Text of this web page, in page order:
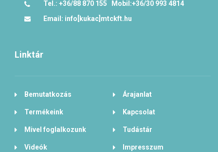
Tel.: +36/88 870 155 Mobil:+36/30 993 4814
Email: info[kukac]mtckft.hu
Linktár
Bemutatkozás Árajanlat
Termékeink Kapcsolat
Mivel foglalkozunk Tudástár
Videók Impresszum